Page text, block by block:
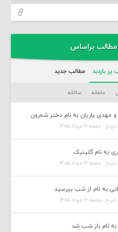
مطالب براساس
پر بازدید مطالب جدید
ماهانه سالانه
و مهدی یاریان به نام دختر شمرون
تاریخ : جمعه ۱۶ مرداد ۱۴۰۵
به نام گلینیک
تاریخ : جمعه ۱۶ مرداد ۱۴۰۵
به نام از شب بپرسید
تاریخ : جمعه ۱۶ مرداد ۱۴۰۵
به نام باز شب شد